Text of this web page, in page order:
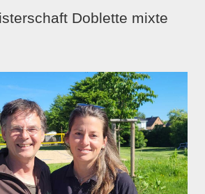
Doblette mixte